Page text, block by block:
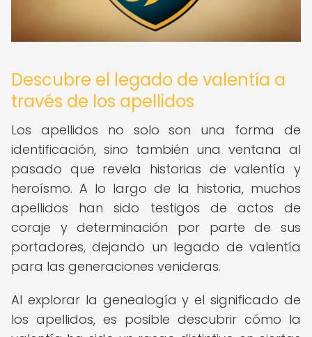
Descubre el legado de valentía a
través de los apellidos
Los apellidos no solo son una forma de
identificación, sino también una ventana al
pasado que revela historias de valentía y
heroísmo. A lo largo de la historia, muchos
apellidos han sido testigos de actos de
coraje y determinación por parte de sus
portadores, dejando un legado de valentía
para las generaciones venideras.
Al explorar la genealogía y el significado de
los apellidos, es posible descubrir cómo la